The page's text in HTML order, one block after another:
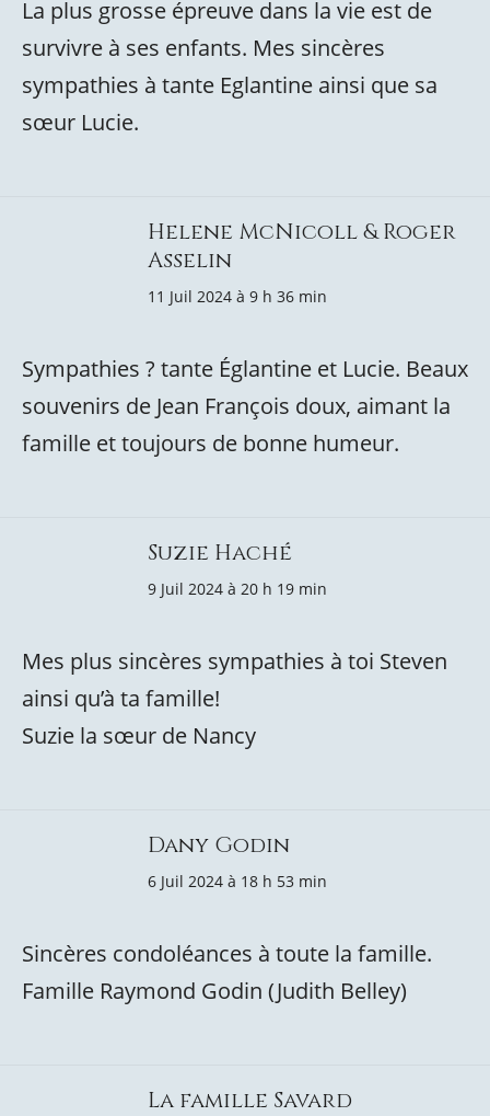
La plus grosse épreuve dans la vie est de
survivre à ses enfants. Mes sincères
sympathies à tante Eglantine ainsi que sa
sœur Lucie.
Helene McNicoll & Roger
Asselin
11 Juil 2024 à 9 h 36 min
Sympathies ? tante Églantine et Lucie. Beaux
souvenirs de Jean François doux, aimant la
famille et toujours de bonne humeur.
Suzie Haché
9 Juil 2024 à 20 h 19 min
Mes plus sincères sympathies à toi Steven
ainsi qu’à ta famille!
Suzie la sœur de Nancy
Dany Godin
6 Juil 2024 à 18 h 53 min
Sincères condoléances à toute la famille.
Famille Raymond Godin (Judith Belley)
La famille Savard